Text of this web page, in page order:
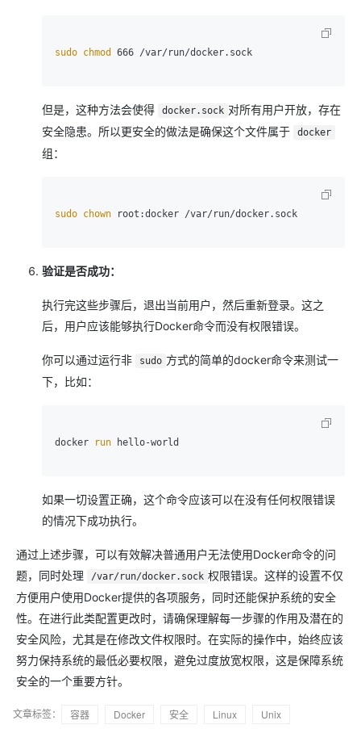
sudo chmod
666 /var/run/docker.sock
但是，这种方法会使得 docker.sock 对所有用户开放，存在
安全隐患。所以更安全的做法是确保这个文件属于
docker
组：
sudo chown root:docker /var/run/docker.sock
验证是否成功：
执行完这些步骤后，退出当前用户，然后重新登录。这之
后，用户应该能够执行Docker命令而没有权限错误。
你可以通过运行非 sudo 方式的简单的docker命令来测试一
下，比如：
docker run hello-world
如果一切设置正确，这个命令应该可以在没有任何权限错误
的情况下成功执行。
通过上述步骤，可以有效解决普通用户无法使用Docker命令的问
题，同时处理
/var/run/docker.sock 权限错误。这样的设置不仅
方便用户使用Docker提供的各项服务，同时还能保护系统的安全
性。在进行此类配置更改时，请确保理解每一步骤的作用及潜在的
安全风险，尤其是在修改文件权限时。在实际的操作中，始终应该
努力保持系统的最低必要权限，避免过度放宽权限，这是保障系统
安全的一个重要方针。
文章标签： 容器 Docker 安全 Linux Unix